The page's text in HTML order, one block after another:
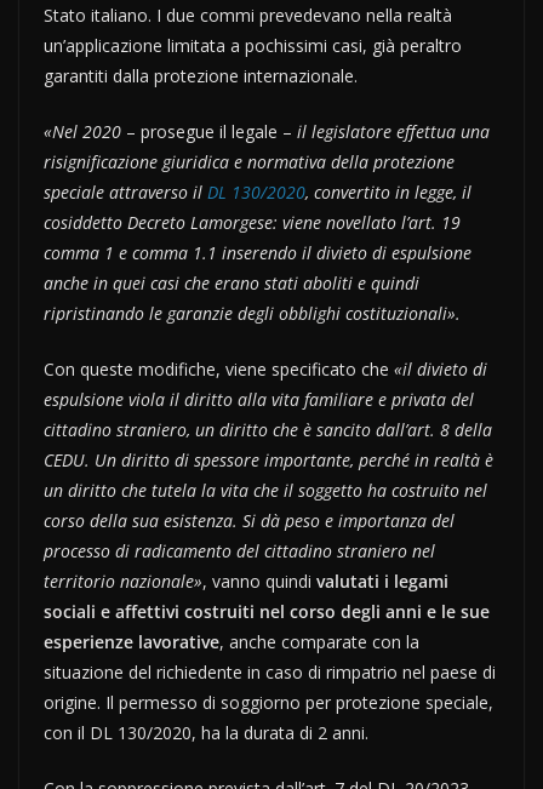
Stato italiano. I due commi prevedevano nella realtà
un’applicazione limitata a pochissimi casi, già peraltro
garantiti dalla protezione internazionale.
«Nel 2020 – prosegue il legale – il legislatore effettua una
risignificazione giuridica e normativa della protezione
speciale attraverso il DL 130/2020, convertito in legge, il
cosiddetto Decreto Lamorgese: viene novellato l’art. 19
comma 1 e comma 1.1 inserendo il divieto di espulsione
anche in quei casi che erano stati aboliti e quindi
ripristinando le garanzie degli obblighi costituzionali».
Con queste modifiche, viene specificato che «il divieto di
espulsione viola il diritto alla vita familiare e privata del
cittadino straniero, un diritto che è sancito dall’art. 8 della
CEDU. Un diritto di spessore importante, perché in realtà è
un diritto che tutela la vita che il soggetto ha costruito nel
corso della sua esistenza. Si dà peso e importanza del
processo di radicamento del cittadino straniero nel
territorio nazionale», vanno quindi valutati i legami
sociali e affettivi costruiti nel corso degli anni e le sue
esperienze lavorative, anche comparate con la
situazione del richiedente in caso di rimpatrio nel paese di
origine. Il permesso di soggiorno per protezione speciale,
con il DL 130/2020, ha la durata di 2 anni.